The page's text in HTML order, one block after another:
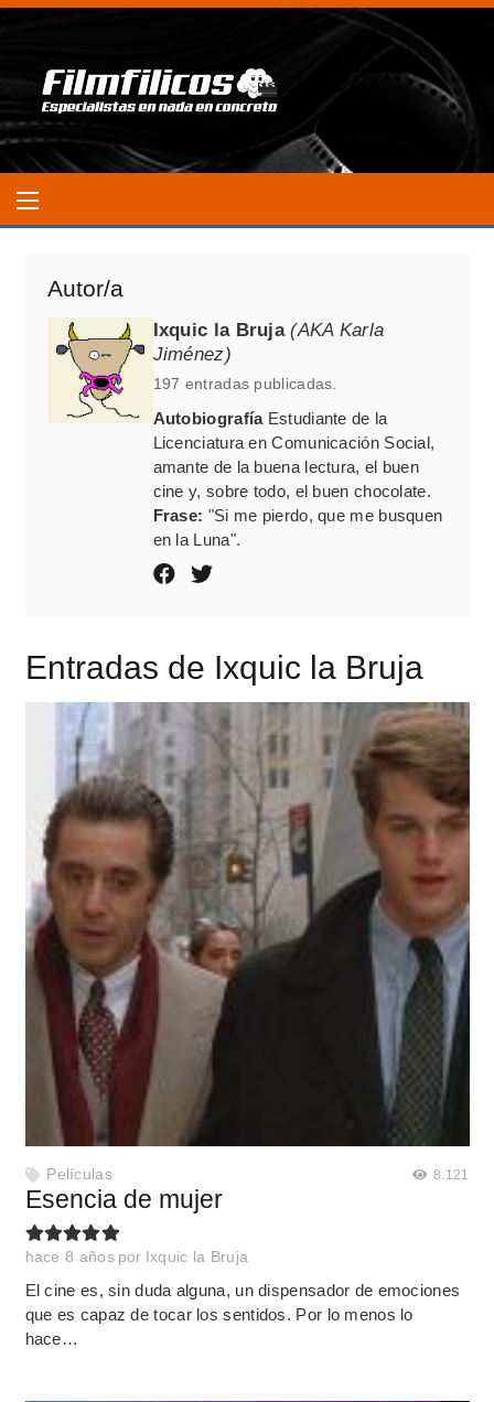
Autor/a
Ixquic la Bruja (AKA Karla
Jiménez)
197 entradas publicadas.
AutobiografíaEstudiante de la
Licenciatura en Comunicación Social,
amante de la buena lectura, el buen
cine y, sobre todo, el buen chocolate.
Frase: "Si me pierdo, que me busquen
en la Luna".
Entradas de Ixquic la Bruja
Películas 8.121
Esencia de mujer
hace 8 años por Ixquic la Bruja
El cine es, sin duda alguna, un dispensador de emociones
que es capaz de tocar los sentidos. Por lo menos lo
hace…